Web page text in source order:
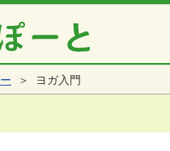
＞ ヨガ入門